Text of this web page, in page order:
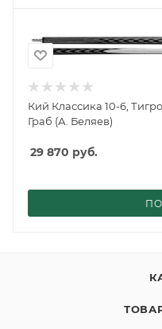
Кий Классика 10-6,
Граб (А. Беляев)
29 870 руб.